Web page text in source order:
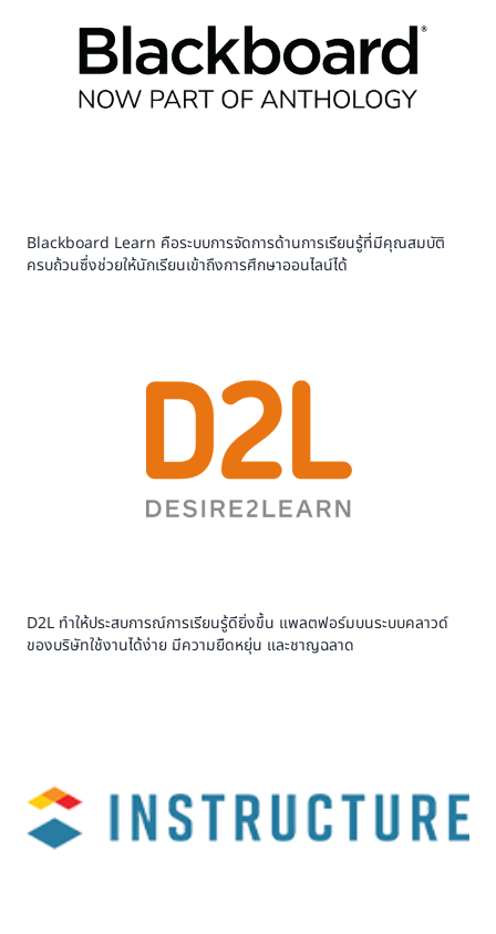
Blackboard Learn คือระบบการจัดการด้านการเรียนรู้ที่มีคุณสมบัติ
ครบถ้วนซึ่งช่วยให้นักเรียนเข้าถึงการศึกษาออนไลน์ได้
D2L ทำให้ประสบการณ์การเรียนรู้ดียิ่งขึ้น แพลตฟอร์มบนระบบคลาวด์
ของบริษัทใช้งานได้ง่าย มีความยืดหยุ่น และชาญฉลาด